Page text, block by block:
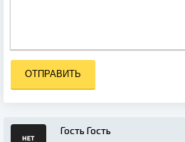
ОТПРАВИТЬ
Гость Гость